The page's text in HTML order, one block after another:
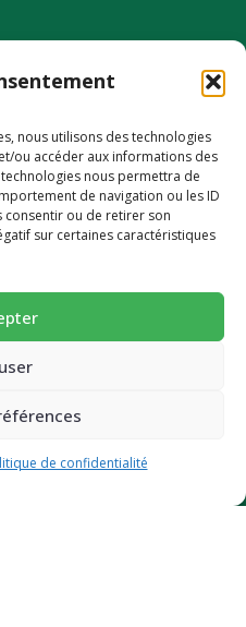
nous utilisons des technologies
ou accéder aux informations des
nous permettra de
de navigation ou les ID
consentir ou de retirer son
sur certaines caractéristiques
de confidentialité
une alimentation
ultra-gourmands et